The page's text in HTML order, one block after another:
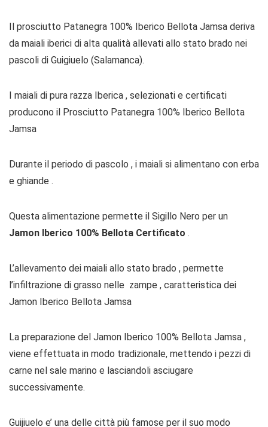
Il prosciutto Patanegra 100% Iberico Bellota Jamsa deriva
da maiali iberici di alta qualità allevati allo stato brado nei
pascoli di Guigiuelo (Salamanca).
I maiali di pura razza Iberica , selezionati e certificati
producono il Prosciutto Patanegra 100% Iberico Bellota
Jamsa
Durante il periodo di pascolo , i maiali si alimentano con erba
e ghiande .
Questa alimentazione permette il Sigillo Nero per un
Jamon Iberico 100% Bellota Certificato .
L’allevamento dei maiali allo stato brado , permette
l’infiltrazione di grasso nelle zampe , caratteristica dei
Jamon Iberico Bellota Jamsa
La preparazione del Jamon Iberico 100% Bellota Jamsa ,
viene effettuata in modo tradizionale, mettendo i pezzi di
carne nel sale marino e lasciandoli asciugare
successivamente.
Guijiuelo e’ una delle città più famose per il suo modo